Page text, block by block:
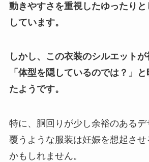
動きやすさを重視したゆったりと
しています。
しかし、この衣装のシルエット
「体型を隠しているのでは？」
たようです。
特に、胴回りが少し余裕のあるデ
覆うような服装は妊娠を想起さ
かもしれません。